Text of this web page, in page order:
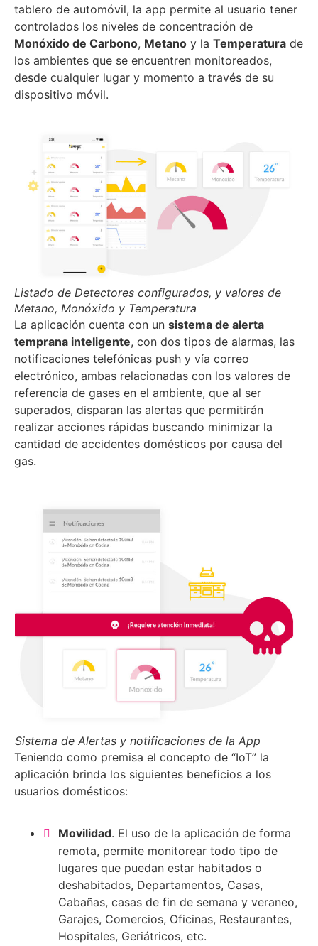
tablero de automóvil, la app permite al usuario tener
controlados los niveles de concentración de
Monóxido de Carbono, Metano y la Temperatura de
los ambientes que se encuentren monitoreados,
desde cualquier lugar y momento a través de su
dispositivo móvil.
Listado de Detectores configurados, y valores de
Metano, Monóxido y Temperatura
La aplicación cuenta con un sistema de alerta
temprana inteligente, con dos tipos de alarmas, las
notificaciones telefónicas push y vía correo
electrónico, ambas relacionadas con los valores de
referencia de gases en el ambiente, que al ser
superados, disparan las alertas que permitirán
realizar acciones rápidas buscando minimizar la
cantidad de accidentes domésticos por causa del
gas.
Sistema de Alertas y notificaciones de la App
Teniendo como premisa el concepto de “IoT” la
aplicación brinda los siguientes beneficios a los
usuarios domésticos:
Movilidad. El uso de la aplicación de forma
remota, permite monitorear todo tipo de
lugares que puedan estar habitados o
deshabitados, Departamentos, Casas,
Cabañas, casas de fin de semana y veraneo,
Garajes, Comercios, Oficinas, Restaurantes,
Hospitales, Geriátricos, etc.